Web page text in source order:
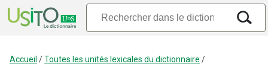
Accueil /Toutes les unités lexicales du dictionnaire /